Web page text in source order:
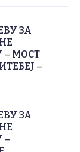
ЗА
МОСТ
–
ЗА
–